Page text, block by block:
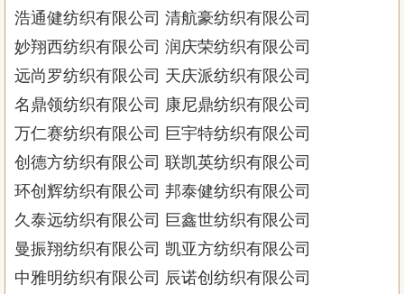
浩通健纺织有限公司 清航豪纺织有限公司
妙翔西纺织有限公司 润庆荣纺织有限公司
远尚罗纺织有限公司 天庆派纺织有限公司
名鼎领纺织有限公司 康尼鼎纺织有限公司
万仁赛纺织有限公司 巨宇特纺织有限公司
创德方纺织有限公司 联凯英纺织有限公司
环创辉纺织有限公司 邦泰健纺织有限公司
久泰远纺织有限公司 巨鑫世纺织有限公司
曼振翔纺织有限公司 凯亚方纺织有限公司
中雅明纺织有限公司 辰诺创纺织有限公司